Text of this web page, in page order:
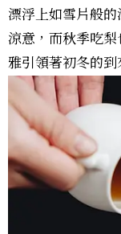
漂浮上如雪片般
涼意，而秋季吃
雅引領著初冬的到